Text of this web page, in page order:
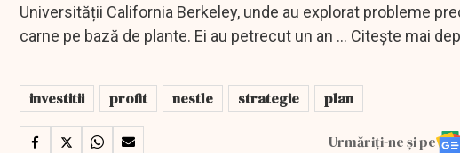
Universității California Berkeley, unde au explorat probleme
carne pe bază de plante. Ei au petrecut un an ... Citește mai
investitii profit nestle strategie plan
Urmăriți-ne și pe